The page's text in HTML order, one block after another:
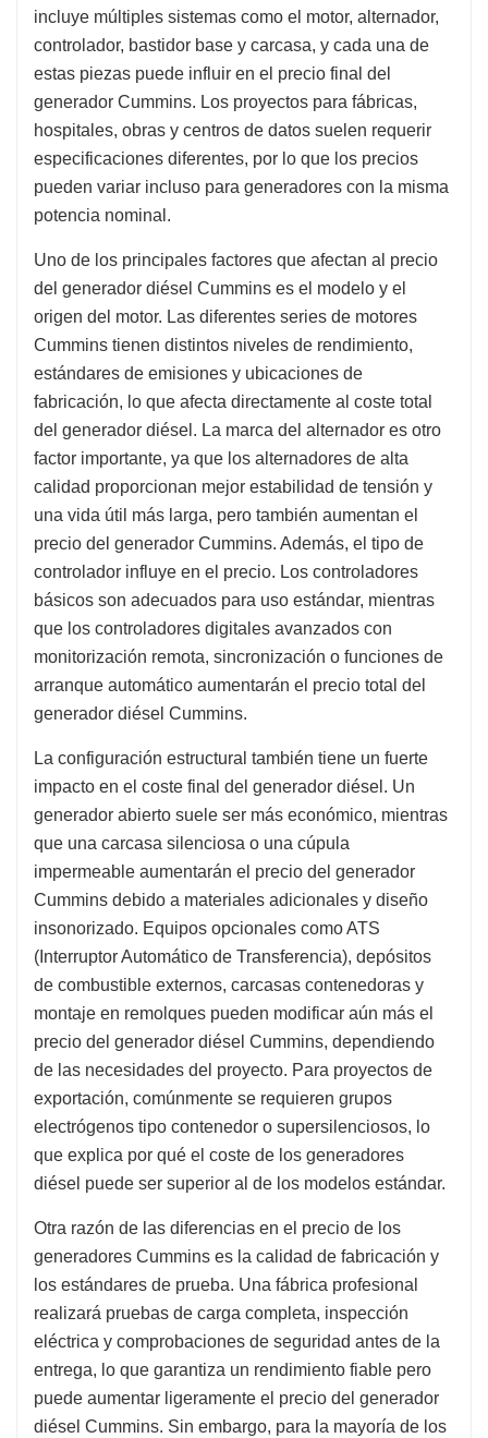
incluye múltiples sistemas como el motor, alternador,
controlador, bastidor base y carcasa, y cada una de
estas piezas puede influir en el precio final del
generador Cummins. Los proyectos para fábricas,
hospitales, obras y centros de datos suelen requerir
especificaciones diferentes, por lo que los precios
pueden variar incluso para generadores con la misma
potencia nominal.
Uno de los principales factores que afectan al precio
del generador diésel Cummins es el modelo y el
origen del motor. Las diferentes series de motores
Cummins tienen distintos niveles de rendimiento,
estándares de emisiones y ubicaciones de
fabricación, lo que afecta directamente al coste total
del generador diésel. La marca del alternador es otro
factor importante, ya que los alternadores de alta
calidad proporcionan mejor estabilidad de tensión y
una vida útil más larga, pero también aumentan el
precio del generador Cummins. Además, el tipo de
controlador influye en el precio. Los controladores
básicos son adecuados para uso estándar, mientras
que los controladores digitales avanzados con
monitorización remota, sincronización o funciones de
arranque automático aumentarán el precio total del
generador diésel Cummins.
La configuración estructural también tiene un fuerte
impacto en el coste final del generador diésel. Un
generador abierto suele ser más económico, mientras
que una carcasa silenciosa o una cúpula
impermeable aumentarán el precio del generador
Cummins debido a materiales adicionales y diseño
insonorizado. Equipos opcionales como ATS
(Interruptor Automático de Transferencia), depósitos
de combustible externos, carcasas contenedoras y
montaje en remolques pueden modificar aún más el
precio del generador diésel Cummins, dependiendo
de las necesidades del proyecto. Para proyectos de
exportación, comúnmente se requieren grupos
electrógenos tipo contenedor o supersilenciosos, lo
que explica por qué el coste de los generadores
diésel puede ser superior al de los modelos estándar.
Otra razón de las diferencias en el precio de los
generadores Cummins es la calidad de fabricación y
los estándares de prueba. Una fábrica profesional
realizará pruebas de carga completa, inspección
eléctrica y comprobaciones de seguridad antes de la
entrega, lo que garantiza un rendimiento fiable pero
puede aumentar ligeramente el precio del generador
diésel Cummins. Sin embargo, para la mayoría de los